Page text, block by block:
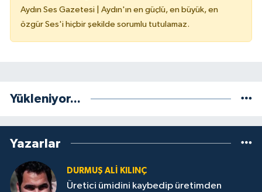
Aydın Ses Gazetesi | Aydın'ın en güçlü, en büyük, en
özgür Ses'i hiçbir şekilde sorumlu tutulamaz.
Yükleniyor...
Yazarlar
DURMUŞ ALI KILINÇ
Üretici ümidini kaybedip üretimden